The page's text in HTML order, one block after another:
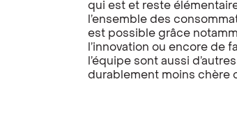
qui est et reste
l’ensemble des
est possible grâce
l’innovation ou encore de
l’équipe sont aussi
durablement moins chère